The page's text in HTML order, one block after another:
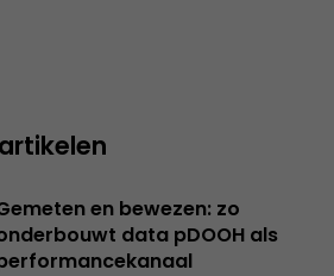
en bewezen: zo
data pDOOH als